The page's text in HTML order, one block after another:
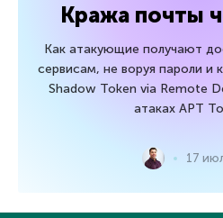
Кража почты
Как атакующие получают
сервисам, не воруя пароли и
Shadow Token via Remote
атаках APT
17